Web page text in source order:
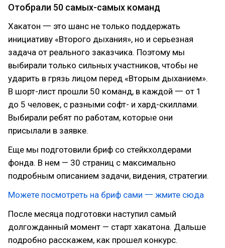
Отобрали 50 самых-самых команд
Хакатон 一 это шанс не только поддержать
инициативу «Второго дыхания», но и серьезная
задача от реального заказчика. Поэтому мы
выбирали только сильных участников, чтобы не
ударить в грязь лицом перед «Вторым дыханием».
В шорт-лист прошли 50 команд, в каждой 一 от 1
до 5 человек, с разными софт- и хард-скиллами.
Выбирали ребят по работам, которые они
присылали в заявке.
Еще мы подготовили бриф со стейкхолдерами
фонда. В нем — 30 страниц с максимально
подробным описанием задачи, видения, стратегии.
Можете посмотреть на бриф сами 一 жмите сюда
После месяца подготовки наступил самый
долгожданный момент — старт хакатона. Дальше
подробно расскажем, как прошел конкурс.